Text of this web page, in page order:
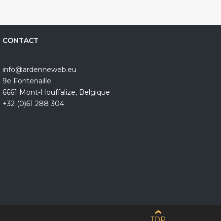
CONTACT
info@ardenneweb.eu
9e Fontenaille
6661 Mont-Houffalize, Belgique
+32 (0)61 288 304